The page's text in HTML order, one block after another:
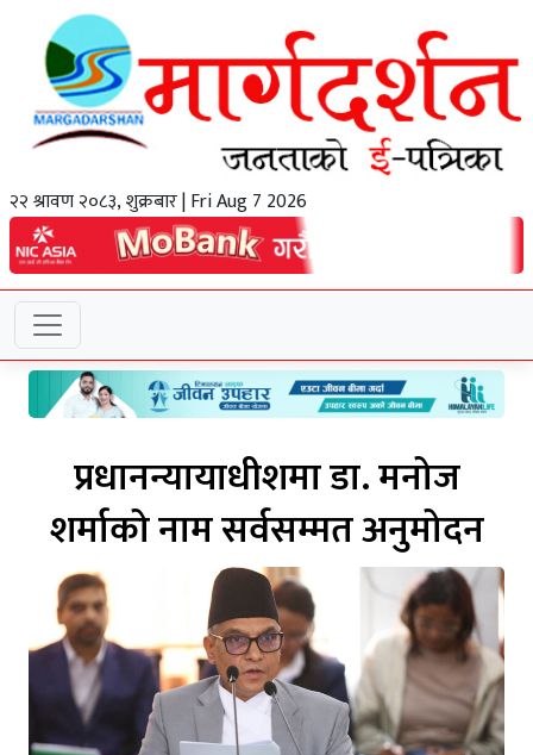
२२ श्रावण २०८३, शुक्रबार | Fri Aug 7 2026
प्रधानन्यायाधीशमा डा. मनोज
शर्माको नाम सर्वसम्मत अनुमोदन